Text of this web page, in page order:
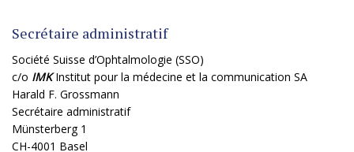
Secrétaire administratif
Société Suisse d’Ophtalmologie (SSO)
c/o IMKInstitut pour la médecine et la communication SA
Harald F. Grossmann
Secrétaire administratif
Münsterberg 1
CH-4001 Basel